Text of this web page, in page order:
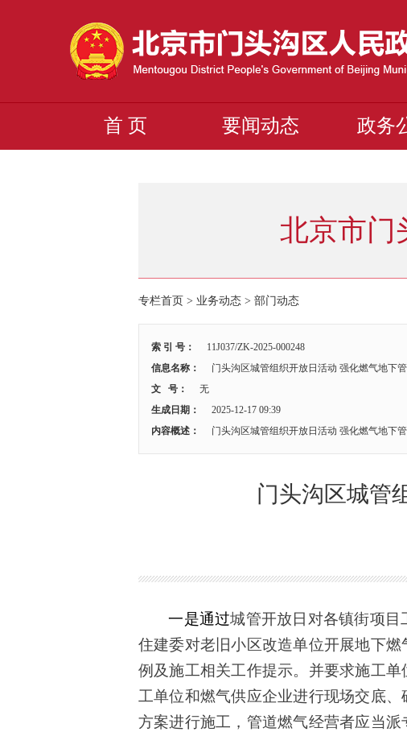
首 页 要闻动态 政务
北京市门
专栏首页 > 业务动态 > 部门动态
索 引 号： 11J037/ZK-2025-000248
信息名称：
门头沟区城管组织开放日活动 强化燃气地下
文 号：
无
生成日期：
2025-12-17 09:39
内容概述：
门头沟区城管组织开放日活动 强化燃气地下
门头沟区城管
一是通过城管开放日对各镇街项目
住建委对老旧小区改造单位开展地下
例及施工相关工作提示。并要求施工
工单位和燃气供应企业进行现场交底
方案进行施工，管道燃气经营者应当